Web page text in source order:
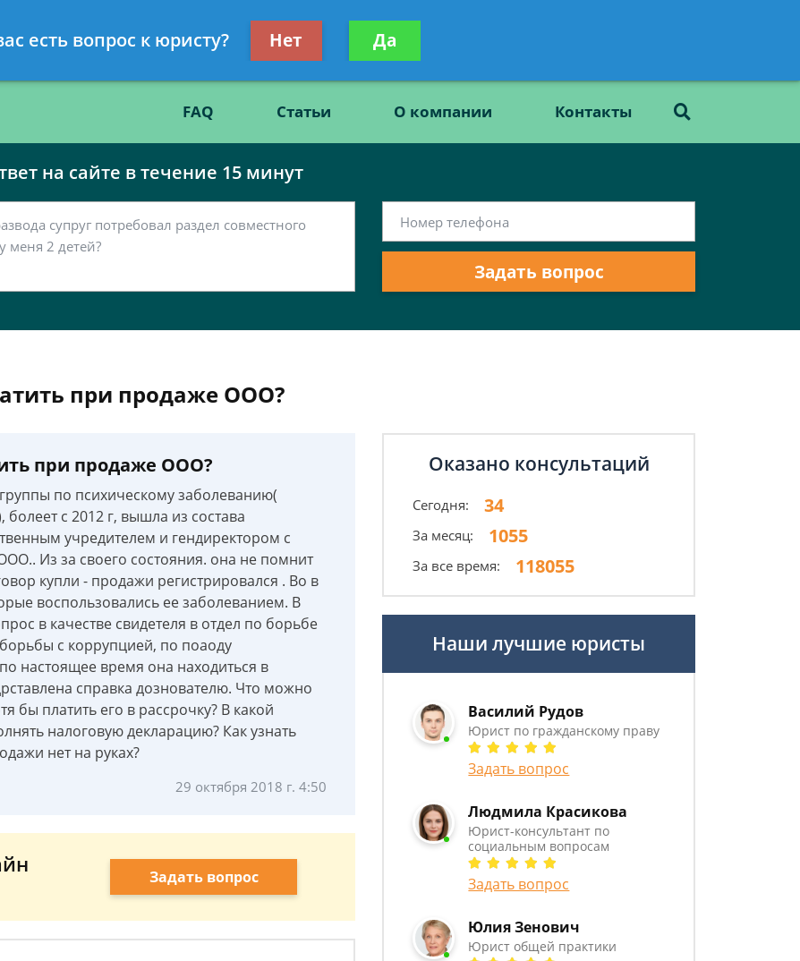
Получите консультацию
бесплатно
FAQ Статьи О компании Контакты
на сайте в течение 15 минут
Задать вопрос
при продаже ООО?
при продаже ООО?
по психическому заболеванию(
с 2012 г, вышла из состава
учредителем и гендиректором с
Из за своего состояния. она не помнит
купли - продажи регистрировался . Во в
воспользовались ее заболеванием. В
в качестве свидетеля в отдел по борьбе
с коррупцией, по поаоду
настоящее время она находиться в
справка дознователю. Что можно
бы платить его в рассрочку? В какой
налоговую декларацию? Как узнать
нет на руках?
29 октября 2018 г. 4:50
Задать вопрос
Оказано консультаций
Сегодня: 34
За месяц: 1055
За все время: 118055
Наши лучшие юристы
Василий Рудов
Юрист по гражданскому праву
Задать вопрос
Людмила Красикова
Юрист-консультант по
социальным вопросам
Задать вопрос
Юлия Зенович
Юрист общей практики
есть вопрос к юристу? Нет Да